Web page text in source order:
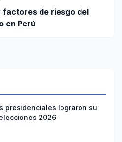
de riesgo del
en Perú
presidenciales lograron su
2026